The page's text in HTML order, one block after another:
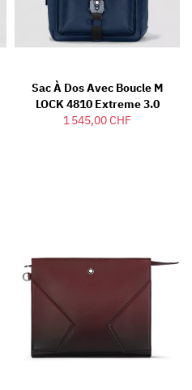
Sac À Dos Avec Boucle M
LOCK 4810 Extreme 3.0
1 545,00 CHF